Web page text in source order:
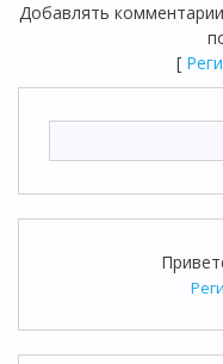
Добавлять
[